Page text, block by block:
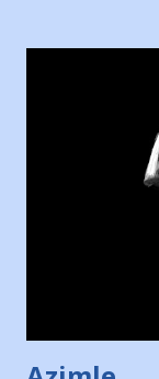
Nesrin’in
havuzunun
duruyor.
yüzücüleri.
Sadece 4 kız
kızından biri
Adana Nesrin, 16
Türkiye 3.lüğü var.